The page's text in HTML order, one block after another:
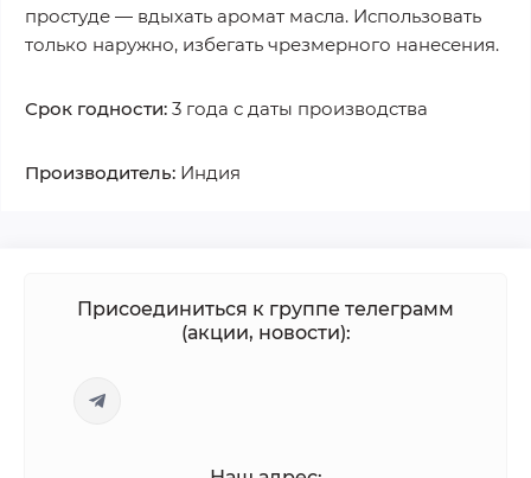
простуде — вдыхать аромат масла. Использовать
только наружно, избегать чрезмерного нанесения.
Срок годности: 3 года с даты производства
Производитель: Индия
Присоединиться к группе телеграмм
(акции, новости):